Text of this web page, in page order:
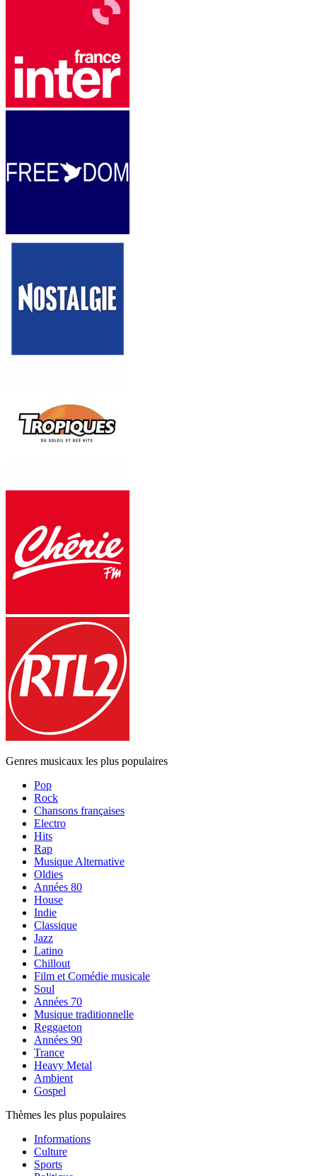
Genres musicaux les plus populaires
Pop
Rock
Chansons françaises
Electro
Hits
Rap
Musique Alternative
Oldies
Années 80
House
Indie
Classique
Jazz
Latino
Chillout
Film et Comédie musicale
Soul
Années 70
Musique traditionnelle
Reggaeton
Années 90
Trance
Heavy Metal
Ambient
Gospel
Thèmes les plus populaires
Informations
Culture
Sports